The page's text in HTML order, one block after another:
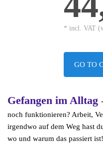
* incl. VAT
GO TO
Gefangen im Alltag -
noch funktionieren? Arbeit,
irgendwo auf dem Weg hast
wo und warum das passiert ist!